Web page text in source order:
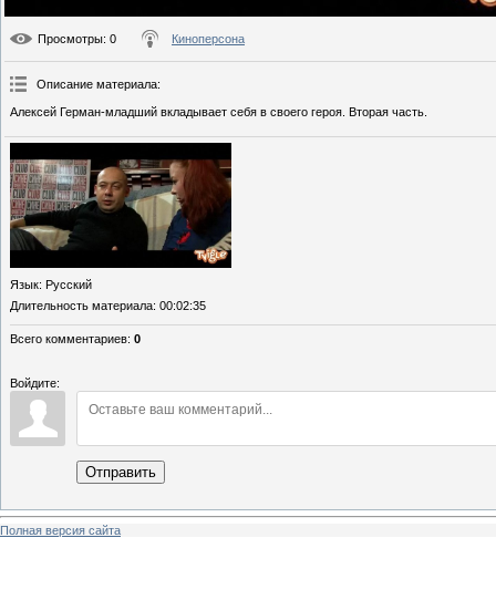
Просмотры: 0 Киноперсона
Описание материала:
Алексей Герман-младший вкладывает себя в своего героя. Вторая часть.
Язык: Русский
Длительность материала: 00:02:35
Всего комментариев: 0
Войдите:
Отправить
Полная версия сайта